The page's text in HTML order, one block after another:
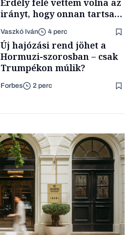
Erdély felé vettem volna az
irányt, hogy onnan tartsam
lélegeztetőgépen a magyar
zenét
Vaszkó Iván 4 perc
Új hajózási rend jöhet a
Hormuzi-szorosban – csak
Trumpékon múlik?
Forbes 2 perc